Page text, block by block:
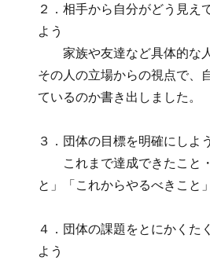
２．相手から自分がどう見え
よう
家族や友達など具体的な人
その人の立場からの視点で、
ているのか書き出しました。
３．団体の目標を明確にしよう
これまで達成できたこと
と」「これからやるべきこと
４．団体の課題をとにかくた
よう